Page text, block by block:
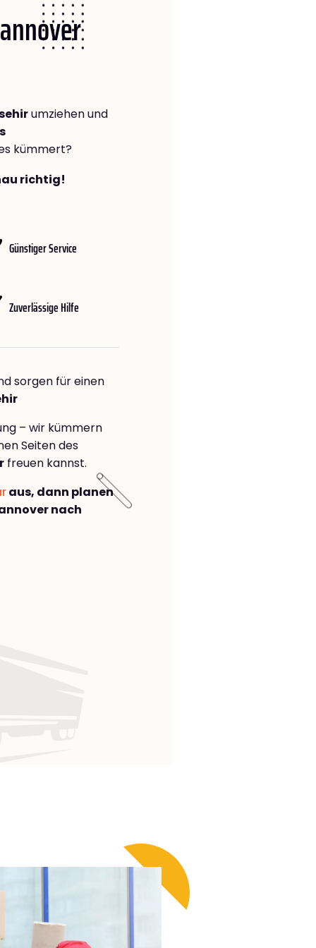
umziehen und
kümmert?
richtig!
Günstiger Service
Zuverlässige Hilfe
sorgen für einen
– wir kümmern
Seiten des
freuen kannst.
aus, dann planen
nach